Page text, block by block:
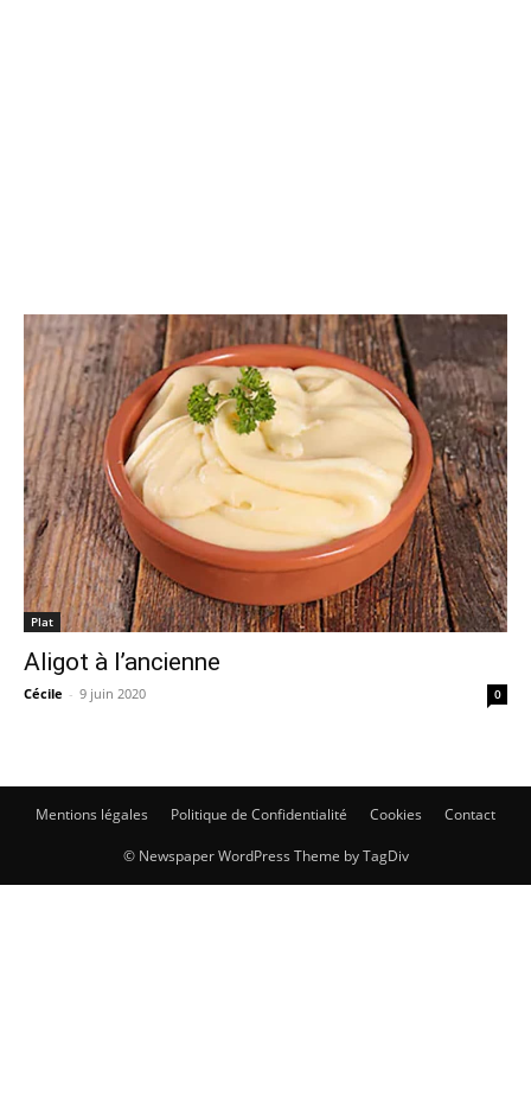
Plat
Aligot à l’ancienne
Cécile - 9 juin 2020 0
Mentions légales Politique de Confidentialité Cookies Contact
© Newspaper WordPress Theme by TagDiv